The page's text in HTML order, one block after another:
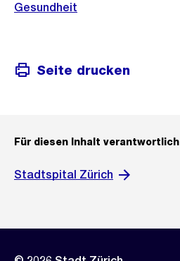
Gesundheit
Seite drucken
Für diesen Inhalt verantwortlich
Stadtspital Zürich